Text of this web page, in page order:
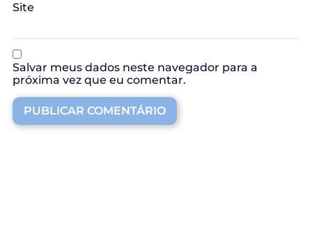
Site
Salvar meus dados neste navegador para a
próxima vez que eu comentar.